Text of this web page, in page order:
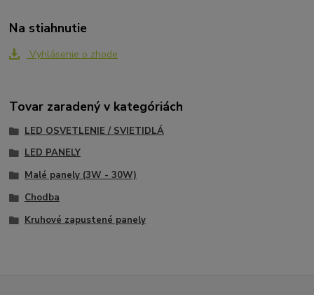
Na stiahnutie
Vyhlásenie o zhode
Tovar zaradený v kategóriách
LED OSVETLENIE / SVIETIDLÁ
LED PANELY
Malé panely (3W - 30W)
Chodba
Kruhové zapustené panely